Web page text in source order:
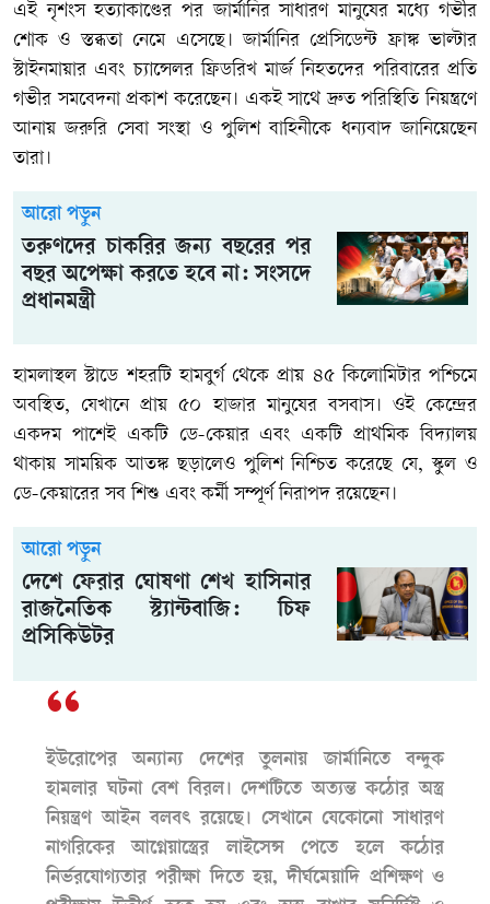
এই নৃশংস হত্যাকাণ্ডের পর জার্মানির সাধারণ মানুষের মধ্যে গভীর
শোক ও স্তব্ধতা নেমে এসেছে। জার্মানির প্রেসিডেন্ট ফ্রাঙ্ক ভাল্টার
স্টাইনমায়ার এবং চ্যান্সেলর ফ্রিডরিখ মার্জ নিহতদের পরিবারের প্রতি
গভীর সমবেদনা প্রকাশ করেছেন। একই সাথে দ্রুত পরিস্থিতি নিয়ন্ত্রণে
আনায় জরুরি সেবা সংস্থা ও পুলিশ বাহিনীকে ধন্যবাদ জানিয়েছেন
তারা।
আরো পড়ুন
তরুণদের চাকরির জন্য বছরের পর
বছর অপেক্ষা করতে হবে না: সংসদে
প্রধানমন্ত্রী
হামলাস্থল স্টাডে শহরটি হামবুর্গ থেকে প্রায় ৪৫ কিলোমিটার পশ্চিমে
অবস্থিত, যেখানে প্রায় ৫০ হাজার মানুষের বসবাস। ওই কেন্দ্রের
একদম পাশেই একটি ডে-কেয়ার এবং একটি প্রাথমিক বিদ্যালয়
থাকায় সাময়িক আতঙ্ক ছড়ালেও পুলিশ নিশ্চিত করেছে যে, স্কুল ও
ডে-কেয়ারের সব শিশু এবং কর্মী সম্পূর্ণ নিরাপদ রয়েছেন।
আরো পড়ুন
দেশে ফেরার ঘোষণা শেখ হাসিনার
রাজনৈতিক স্ট্যান্টবাজি: চিফ
প্রসিকিউটর
ইউরোপের অন্যান্য দেশের তুলনায় জার্মানিতে বন্দুক
হামলার ঘটনা বেশ বিরল। দেশটিতে অত্যন্ত কঠোর অস্ত্র
নিয়ন্ত্রণ আইন বলবৎ রয়েছে। সেখানে যেকোনো সাধারণ
নাগরিকের আগ্নেয়াস্ত্রের লাইসেন্স পেতে হলে কঠোর
নির্ভরযোগ্যতার পরীক্ষা দিতে হয়, দীর্ঘমেয়াদি প্রশিক্ষণ ও